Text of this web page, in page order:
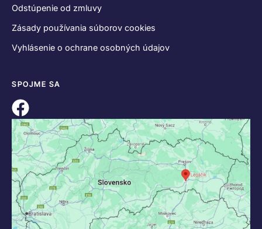
Odstúpenie od zmluvy
Zásady používania súborov cookies
Vyhlásenie o ochrane osobných údajov
SPOJME SA